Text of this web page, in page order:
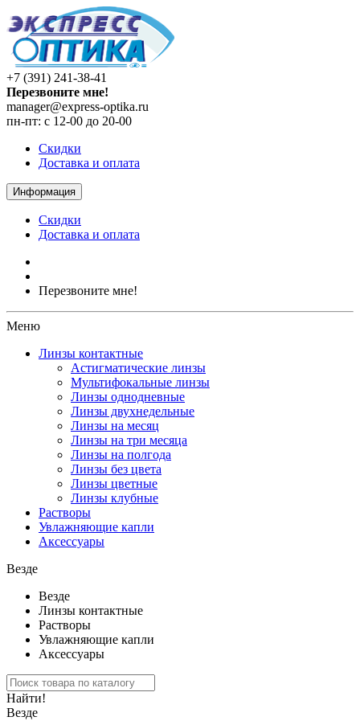
+7 (391) 241-38-41
Перезвоните мне!
manager@express-optika.ru
пн-пт: с 12-00 до 20-00
Скидки
Доставка и оплата
Информация
Скидки
Доставка и оплата
Перезвоните мне!
Меню
Линзы контактные
Астигматические линзы
Мультифокальные линзы
Линзы однодневные
Линзы двухнедельные
Линзы на месяц
Линзы на три месяца
Линзы на полгода
Линзы без цвета
Линзы цветные
Линзы клубные
Растворы
Увлажняющие капли
Аксессуары
Везде
Везде
Линзы контактные
Растворы
Увлажняющие капли
Аксессуары
Найти!
Везде